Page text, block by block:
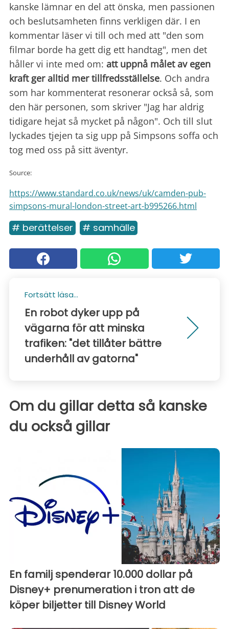
kanske lämnar en del att önska, men passionen
och beslutsamheten finns verkligen där. I en
kommentar läser vi till och med att "den som
filmar borde ha gett dig ett handtag", men det
håller vi inte med om: att uppnå målet av egen
kraft ger alltid mer tillfredsställelse. Och andra
som har kommenterat resonerar också så, som
den här personen, som skriver "Jag har aldrig
tidigare hejat så mycket på någon". Och till slut
lyckades tjejen ta sig upp på Simpsons soffa och
tog med oss på sitt äventyr.
Source:
https://www.standard.co.uk/news/uk/camden-pub-
simpsons-mural-london-street-art-b995266.html
# berättelser # samhälle
Fortsätt läsa...
En robot dyker upp på
vägarna för att minska
trafiken: "det tillåter bättre
underhåll av gatorna"
Om du gillar detta så kanske
du också gillar
En familj spenderar 10.000 dollar på
Disney+ prenumeration i tron att de
köper biljetter till Disney World